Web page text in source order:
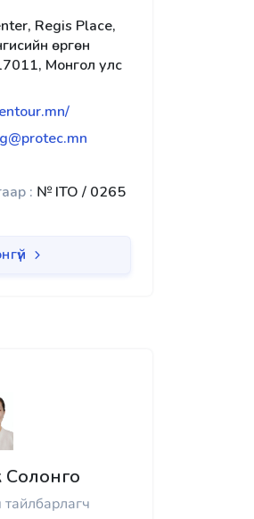
Regis Place,
өргөн
Монгол улс
: № ITO / 0265
Солонго